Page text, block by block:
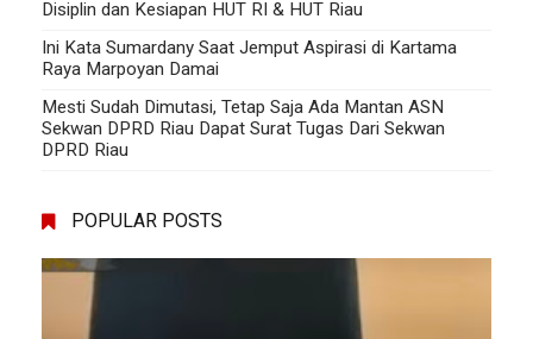
Disiplin dan Kesiapan HUT RI & HUT Riau
Ini Kata Sumardany Saat Jemput Aspirasi di Kartama
Raya Marpoyan Damai
Mesti Sudah Dimutasi, Tetap Saja Ada Mantan ASN
Sekwan DPRD Riau Dapat Surat Tugas Dari Sekwan
DPRD Riau
POPULAR POSTS